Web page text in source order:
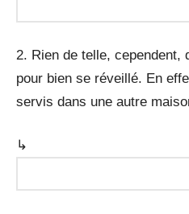
2. Rien de telle, cependent,
pour bien se réveillé. En
servis dans une autre
↳